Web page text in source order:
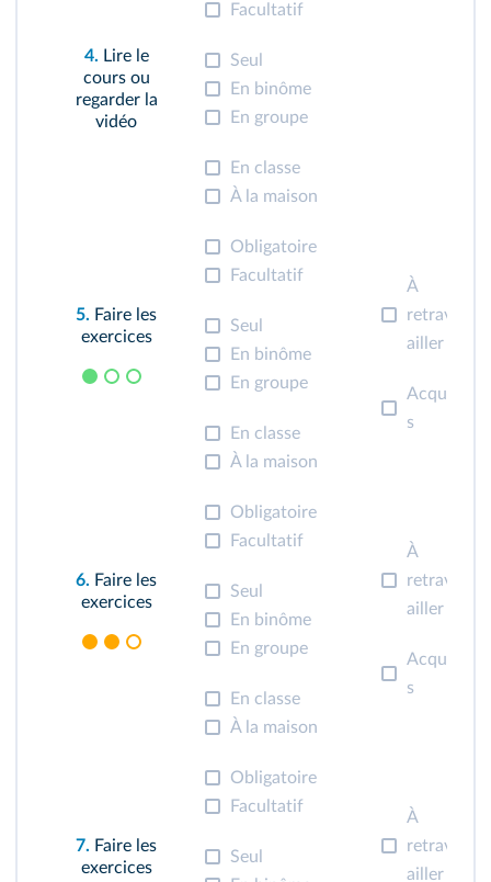
4. Lire le
cours ou
regarder la
vidéo
Facultatif
Seul
En binôme
En groupe
En classe
À la maison
5. Faire les
exercices
Obligatoire
Facultatif
Seul
En binôme
En groupe
En classe
À la maison
À
retrav
ailler
Acqui
s
6. Faire les
exercices
Obligatoire
Facultatif
Seul
En binôme
En groupe
En classe
À la maison
À
retrav
ailler
Acqui
s
7. Faire les
exercices
Obligatoire
Facultatif
Seul
À
retrav
ailler